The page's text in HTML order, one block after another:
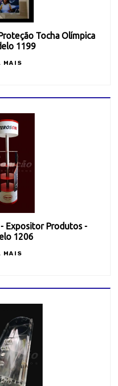
Tocha Olímpica
1199
MAIS
Expositor Produtos -
1206
MAIS